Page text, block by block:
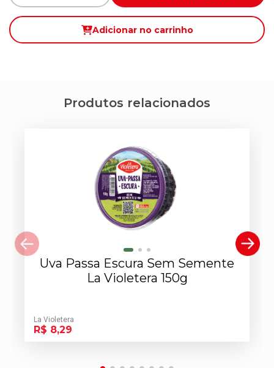
Adicionar no carrinho
Produtos relacionados
Uva Passa Escura Sem Semente
La Violetera 150g
La Violetera
R$ 8,29